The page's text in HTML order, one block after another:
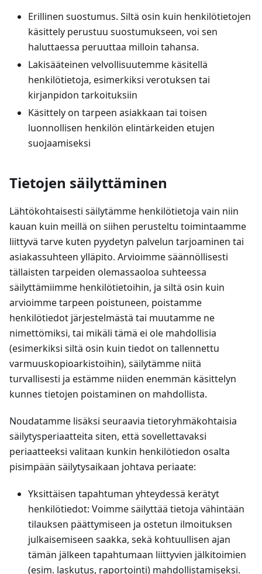
Erillinen suostumus. Siltä osin kuin henkilötietojen
käsittely perustuu suostumukseen, voi sen
haluttaessa peruuttaa milloin tahansa.
Lakisääteinen velvollisuutemme käsitellä
henkilötietoja, esimerkiksi verotuksen tai
kirjanpidon tarkoituksiin
Käsittely on tarpeen asiakkaan tai toisen
luonnollisen henkilön elintärkeiden etujen
suojaamiseksi
Tietojen säilyttäminen
Lähtökohtaisesti säilytämme henkilötietoja vain niin
kauan kuin meillä on siihen perusteltu toimintaamme
liittyvä tarve kuten pyydetyn palvelun tarjoaminen tai
asiakassuhteen ylläpito. Arvioimme säännöllisesti
tällaisten tarpeiden olemassaoloa suhteessa
säilyttämiimme henkilötietoihin, ja siltä osin kuin
arvioimme tarpeen poistuneen, poistamme
henkilötiedot järjestelmästä tai muutamme ne
nimettömiksi, tai mikäli tämä ei ole mahdollisia
(esimerkiksi siltä osin kuin tiedot on tallennettu
varmuuskopioarkistoihin), säilytämme niitä
turvallisesti ja estämme niiden enemmän käsittelyn
kunnes tietojen poistaminen on mahdollista.
Noudatamme lisäksi seuraavia tietoryhmäkohtaisia
säilytysperiaatteita siten, että sovellettavaksi
periaatteeksi valitaan kunkin henkilötiedon osalta
pisimpään säilytysaikaan johtava periaate:
Yksittäisen tapahtuman yhteydessä kerätyt
henkilötiedot: Voimme säilyttää tietoja vähintään
tilauksen päättymiseen ja ostetun ilmoituksen
julkaisemiseen saakka, sekä kohtuullisen ajan
tämän jälkeen tapahtumaan liittyvien jälkitoimien
(esim. laskutus, raportointi) mahdollistamiseksi.